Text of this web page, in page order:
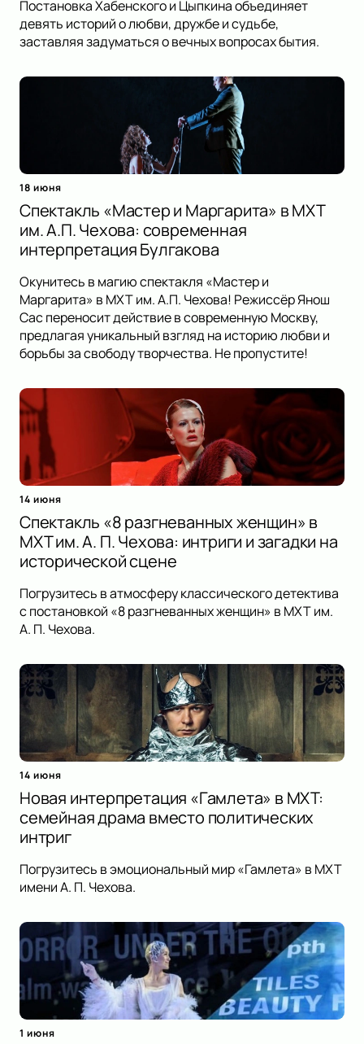
Постановка Хабенского и Цыпкина объединяет
девять историй о любви, дружбе и судьбе,
заставляя задуматься о вечных вопросах бытия.
18 июня
Спектакль «Мастер и Маргарита» в МХТ
им. А.П. Чехова: современная
интерпретация Булгакова
Окунитесь в магию спектакля «Мастер и
Маргарита» в МХТ им. А.П. Чехова! Режиссёр Янош
Сас переносит действие в современную Москву,
предлагая уникальный взгляд на историю любви и
борьбы за свободу творчества. Не пропустите!
14 июня
Спектакль «8 разгневанных женщин» в
МХТ им. А. П. Чехова: интриги и загадки на
исторической сцене
Погрузитесь в атмосферу классического детектива
с постановкой «8 разгневанных женщин» в МХТ им.
А. П. Чехова.
14 июня
Новая интерпретация «Гамлета» в МХТ:
семейная драма вместо политических
интриг
Погрузитесь в эмоциональный мир «Гамлета» в МХТ
имени А. П. Чехова.
1 июня